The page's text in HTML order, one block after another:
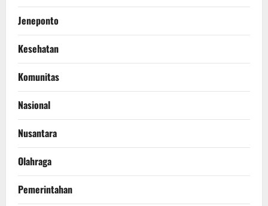
Jeneponto
Kesehatan
Komunitas
Nasional
Nusantara
Olahraga
Pemerintahan